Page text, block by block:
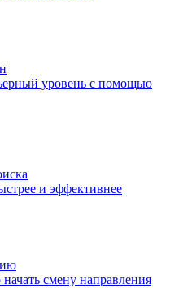
уровень с помощью
и эффективнее
смену направления